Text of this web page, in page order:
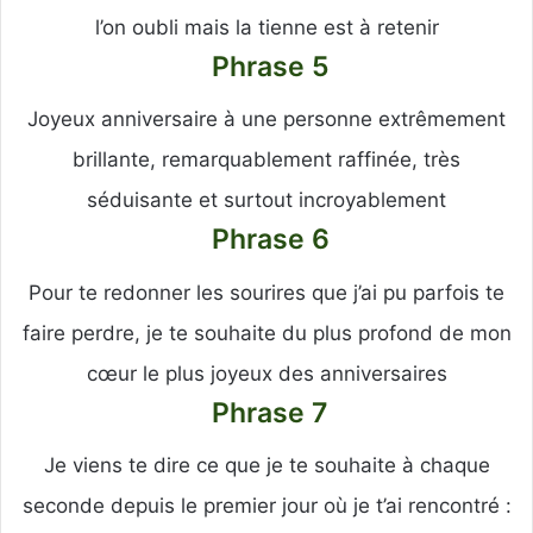
l’on oubli mais la tienne est à retenir
Phrase 5
Joyeux anniversaire à une personne extrêmement
brillante, remarquablement raffinée, très
séduisante et surtout incroyablement
Phrase 6
Pour te redonner les sourires que j’ai pu parfois te
faire perdre, je te souhaite du plus profond de mon
cœur le plus joyeux des anniversaires
Phrase 7
Je viens te dire ce que je te souhaite à chaque
seconde depuis le premier jour où je t’ai rencontré :